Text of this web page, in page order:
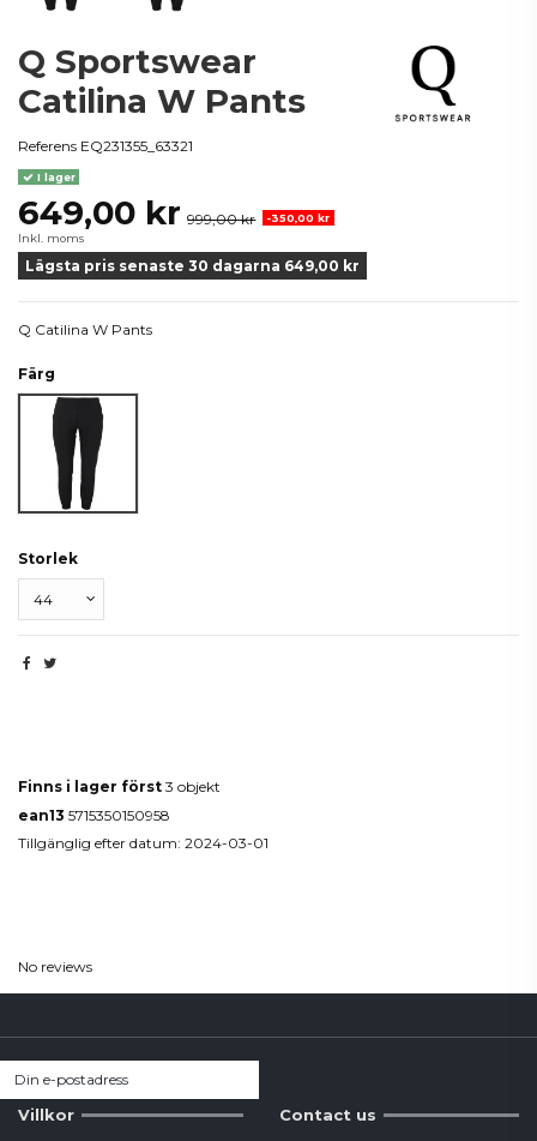
Q Sportswear
Catilina W Pants
Referens EQ231355_63321
I lager
649,00 kr 999,00 kr
-350,00 kr
Inkl. moms
Lägsta pris senaste 30 dagarna 649,00 kr
Q Catilina W Pants
Färg
Svart
Storlek
Finns i lager först 3 objekt
ean13 5715350150958
Tillgänglig efter datum: 2024-03-01
No reviews
Villkor Contact us